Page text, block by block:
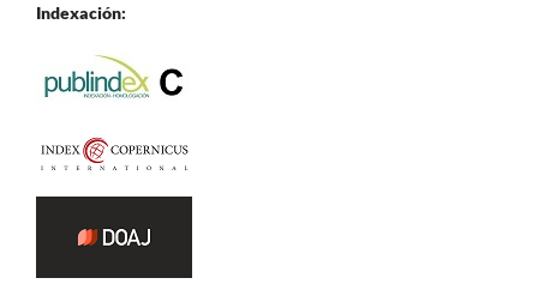
Indexación: